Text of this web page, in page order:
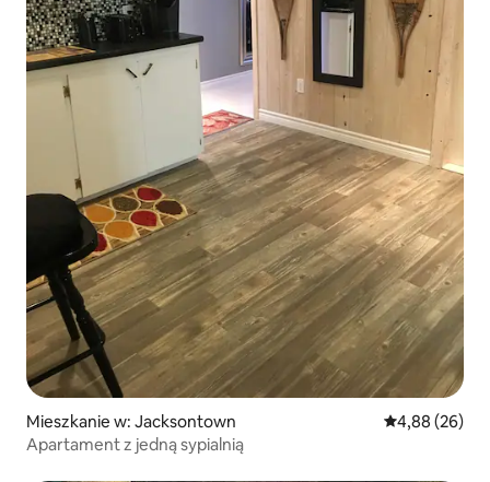
Mieszkanie w: Jacksontown Średnia
4,88 (26)
Apartament z jedną sypialnią